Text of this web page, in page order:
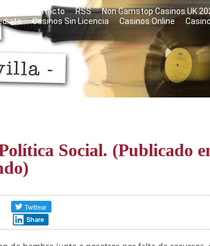
Contacto RSS
Non Gamstop Casinos UK
Casinos Sin Licencia Casinos Online
Social. (Publicado
Share